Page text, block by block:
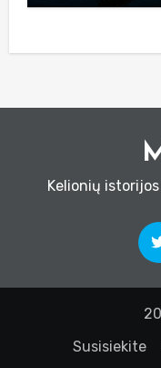
Kelionių
Susisiekite